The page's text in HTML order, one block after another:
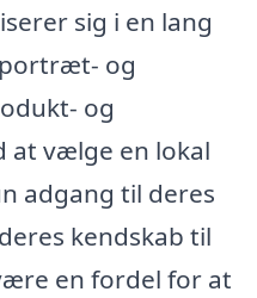
sig i en lang
og
og
at vælge en lokal
adgang til deres
kendskab til
en fordel for at